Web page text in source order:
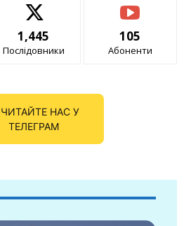
1,445
Послідовники
105
Абоненти
ЧИТАЙТЕ НАС У
ТЕЛЕГРАМ